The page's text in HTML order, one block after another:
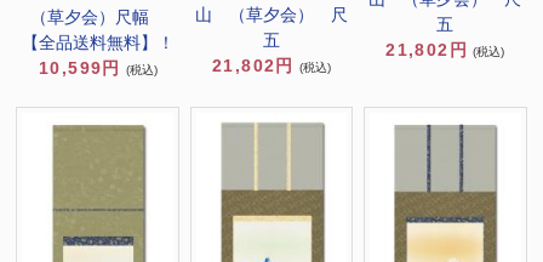
（草夕会）尺幅
【全品送料無料】！
10,599円
(税込)
山 （草夕会） 尺
五
21,802円
(税込)
五
21,802円
(税込)